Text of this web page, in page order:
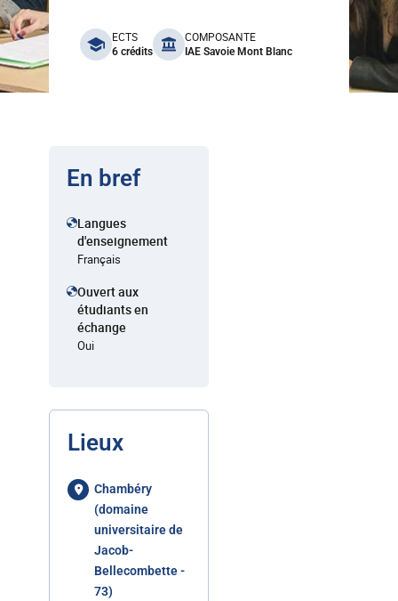
benefits
ECTS
6 crédits
COMPOSANTE
IAE Savoie Mont Blanc
En bref
Langues
d'enseignement
Français
Ouvert aux
étudiants en
échange
Oui
Lieux
Chambéry
(domaine
universitaire de
Jacob-
Bellecombette -
73)